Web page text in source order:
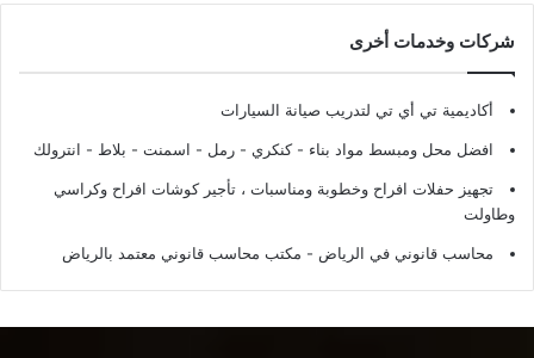
شركات وخدمات أخرى
أكاديمية تي أي تي لتدريب صيانة السيارات
افضل محل ومبسط مواد بناء - كنكري - رمل - اسمنت - بلاط - انترولك
تجهيز حفلات افراح وخطوبة ومناسبات ، تأجير كوشات افراح وكراسي
وطاولت
محاسب قانوني في الرياض - مكتب محاسب قانوني معتمد بالرياض